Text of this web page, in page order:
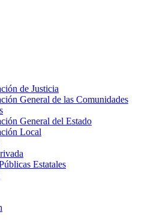
de Justicia
General de las Comunidades
General del Estado
Local
Estatales